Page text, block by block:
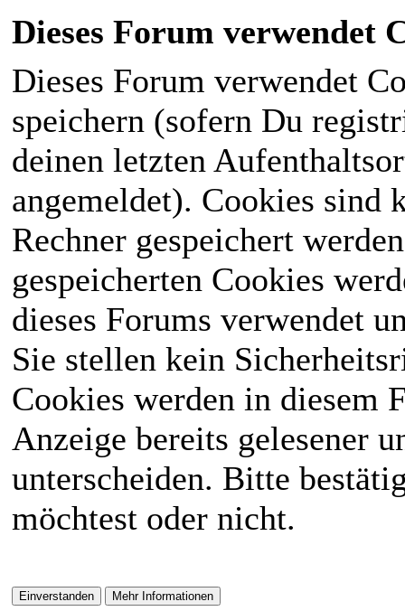
Dieses Forum verwendet
Dieses Forum verwendet
speichern (sofern Du
deinen letzten
angemeldet). Cookies sind
Rechner gespeichert
gespeicherten Cookies
dieses Forums verwendet
Sie stellen kein
Cookies werden in diesem
Anzeige bereits gelesener
unterscheiden. Bitte
möchtest oder nicht.